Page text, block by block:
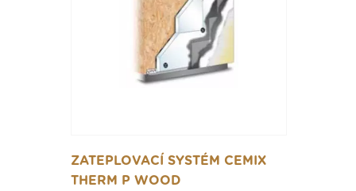
ZATEPLOVACÍ SYSTÉM CEMIX
THERM P WOOD